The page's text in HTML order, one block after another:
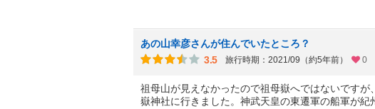
あの山幸彦さんが住んでいたところ？
3.5
旅行時期：2021/09（約5年前） 0
祖母山が見えなかったので祖母嶽へではないです
嶽神社に行きました。神武天皇の東遷軍の船軍が紀